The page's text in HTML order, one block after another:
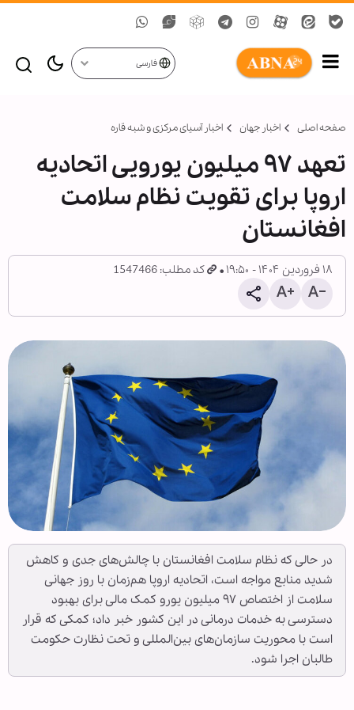
فارسی
صفحه اصلی اخبار جهان اخبار آسیای مرکزی و شبه قاره
تعهد ۹۷ میلیون یورویی اتحادیه
اروپا برای تقویت نظام سلامت
افغانستان
۱۸ فروردین ۱۴۰۴ - ۱۹:۵۰ کد مطلب: 1547466
در حالی که نظام سلامت افغانستان با چالش‌های جدی و کاهش
شدید منابع مواجه است، اتحادیه اروپا هم‌زمان با روز جهانی
سلامت از اختصاص ۹۷ میلیون یورو کمک مالی برای بهبود
دسترسی به خدمات درمانی در این کشور خبر داد؛ کمکی که قرار
است با محوریت سازمان‌های بین‌المللی و تحت نظارت حکومت
طالبان اجرا شود.